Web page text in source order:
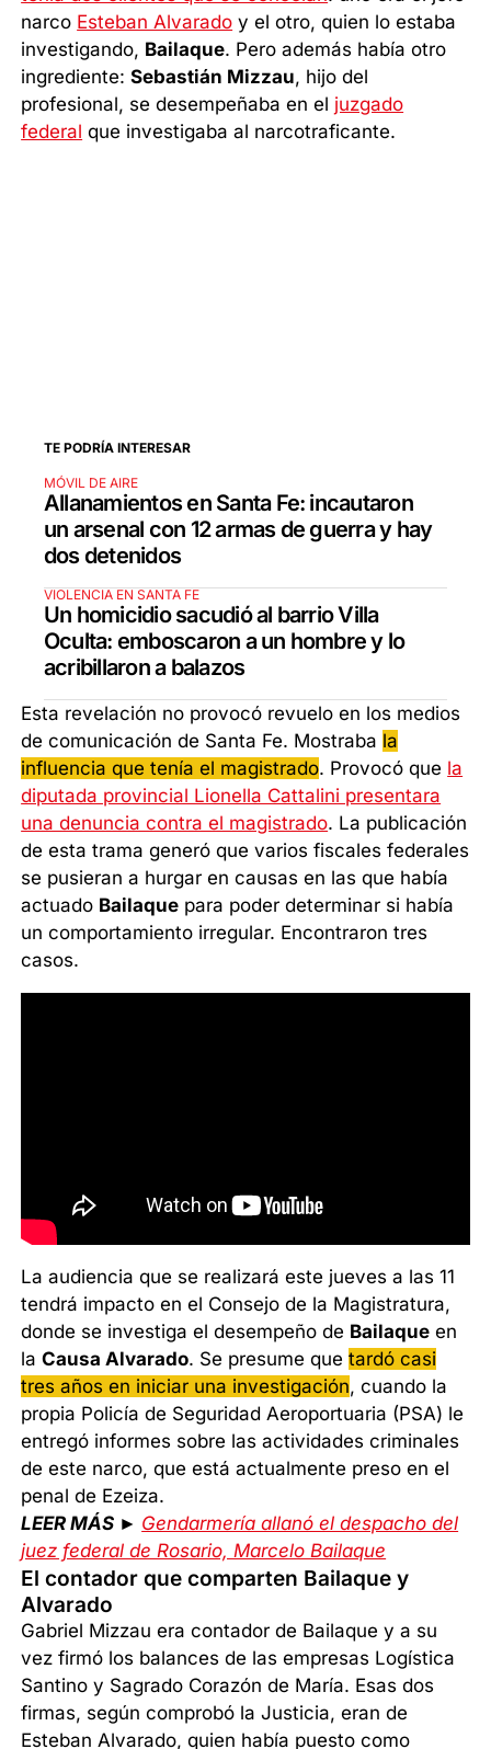
narco Esteban Alvarado y el otro, quien lo estaba
investigando, Bailaque. Pero además había otro
ingrediente:Sebastián Mizzau, hijo del
profesional, se desempeñaba en el juzgado
federal que investigaba al narcotraficante.
TE PODRÍA INTERESAR
MÓVIL DE AIRE
Allanamientos en Santa Fe: incautaron
un arsenal con 12 armas de guerra y hay
dos detenidos
VIOLENCIA EN SANTA FE
Un homicidio sacudió al barrio Villa
Oculta: emboscaron a un hombre y lo
acribillaron a balazos
Esta revelación no provocó revuelo en los medios
de comunicación de Santa Fe. Mostraba la
influencia que tenía el magistrado. Provocó que la
diputada provincial Lionella Cattalini presentara
una denuncia contra el magistrado. La publicación
de esta trama generó que varios fiscales federales
se pusieran a hurgar en causas en las que había
actuado Bailaque para poder determinar si había
un comportamiento irregular. Encontraron tres
casos.
La audiencia que se realizará este jueves a las 11
tendrá impacto en el Consejo de la Magistratura,
donde se investiga el desempeño de Bailaque en
laCausa Alvarado. Se presume quetardó casi
tres años en iniciar una investigación, cuando la
propia Policía de Seguridad Aeroportuaria (PSA) le
entregó informes sobre las actividades criminales
de este narco, que está actualmente preso en el
penal de Ezeiza.
LEER MÁS ► Gendarmería allanó el despacho del
juez federal de Rosario, Marcelo Bailaque
El contador que comparten Bailaque y
Alvarado
Gabriel Mizzau era contador de Bailaque y a su
vez firmó los balances de las empresas Logística
Santino y Sagrado Corazón de María. Esas dos
firmas, según comprobó la Justicia, eran de
Esteban Alvarado, quien había puesto como